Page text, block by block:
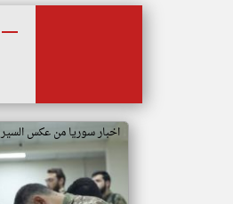
اخبار سوريا من عكس السير